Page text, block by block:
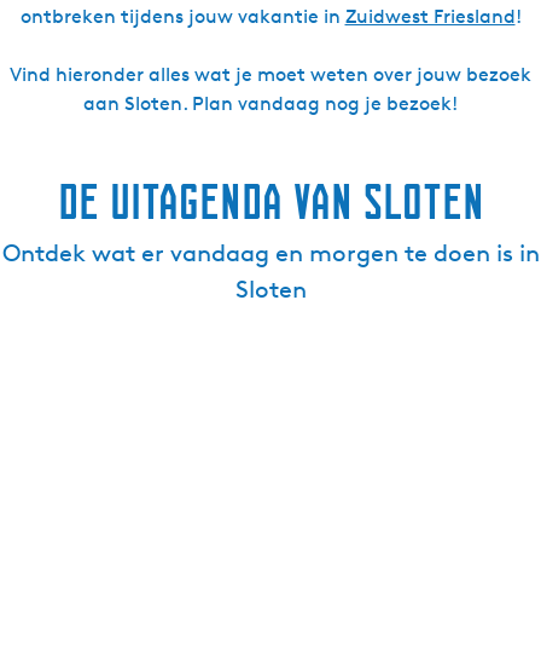
ontbreken tijdens jouw vakantie in Zuidwest Friesland!
Vind hieronder alles wat je moet weten over jouw bezoek
aan Sloten. Plan vandaag nog je bezoek!
De uitagenda van Sloten
Ontdek wat er vandaag en morgen te doen is in
Sloten